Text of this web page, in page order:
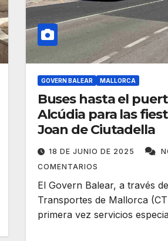
GOVERN BALEAR MALLORCA
Buses hasta el
Alcúdia para las
Joan de Ciutadella
18 DE JUNIO DE 2025
COMENTARIOS
El Govern Balear, a través
Transportes de Mallorca
primera vez servicios